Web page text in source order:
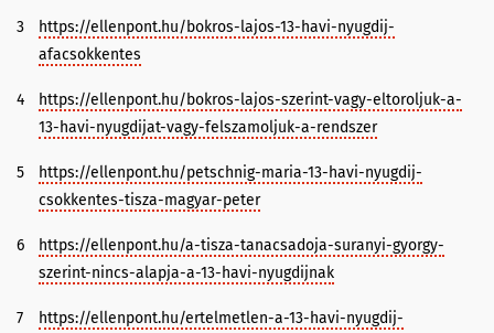
3
https://ellenpont.hu/bokros-lajos-13-havi-nyugdij-
afacsokkentes
4
https://ellenpont.hu/bokros-lajos-szerint-vagy-eltoroljuk-a-
13-havi-nyugdijat-vagy-felszamoljuk-a-rendszer
5
https://ellenpont.hu/petschnig-maria-13-havi-nyugdij-
csokkentes-tisza-magyar-peter
6
https://ellenpont.hu/a-tisza-tanacsadoja-suranyi-gyorgy-
szerint-nincs-alapja-a-13-havi-nyugdijnak
7
https://ellenpont.hu/ertelmetlen-a-13-havi-nyugdij-